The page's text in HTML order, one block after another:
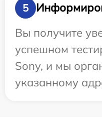
5
Вы получите
успешном
Sony, и мы
указанному